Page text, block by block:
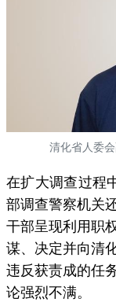
清化省人委
在扩大调查过程
部调查警察机关
干部呈现利用职
谋、决定并向清
违反获责成的任
论强烈不满。